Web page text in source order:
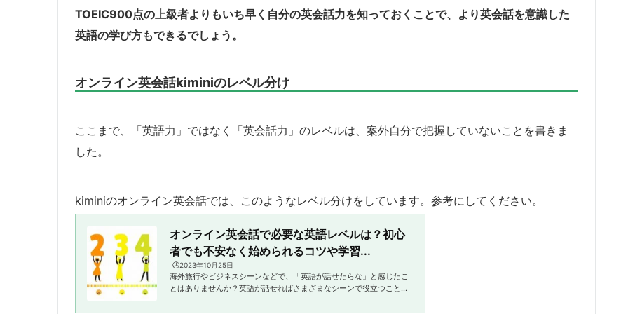
TOEIC900点の上級者よりもいち早く自分の英会話力を知っておくことで、より英会話を意識した
英語の学び方もできるでしょう。
オンライン英会話kiminiのレベル分け
ここまで、「英語力」ではなく「英会話力」のレベルは、案外自分で把握していないことを書きま
した。
kiminiのオンライン英会話では、このようなレベル分けをしています。参考にしてください。
オンライン英会話で必要な英語レベルは？初心
者でも不安なく始められるコツや学習...
🕒️2023年10月25日
海外旅行やビジネスシーンなどで、「英語が話せたらな」と感じたこ
とはありませんか？英語が話せればさまざまなシーンで役立つことば